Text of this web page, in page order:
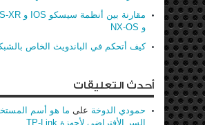
و NX-OS
كيف أتحكم في الباندويث الخاص
أحدث التعليقات
حمودي الدوخة على ما هو أسم
السر الأفتراضي لأجهزة TP-Link